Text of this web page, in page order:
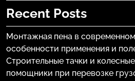
Recent Posts
Монтажная пена в
особенности применения и
Строительные тачки и
помощники при перевозке